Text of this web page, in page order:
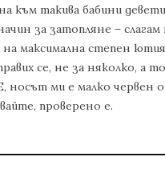
към такива бабини
за затопляне –
максимална степен
се, не за няколко, а
носът ми е малко
проверено е.